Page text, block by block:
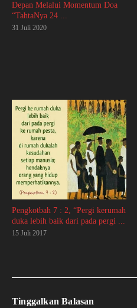
Depan Melalui Momentum Doa
“TahtaNya 24 ...
31 Juli 2020
Pengkotbah 7 : 2, “Pergi kerumah
duka lebih baik dari pada pergi ...
15 Juli 2017
Tinggalkan Balasan